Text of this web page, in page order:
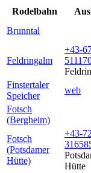
Rodelbahn
Brunntal
Feldringalm
+43-
Finstertaler
Speicher
web
Fotsch
(Bergheim)
Fotsch
(Potsdamer
Hütte)
+43-
Hütte